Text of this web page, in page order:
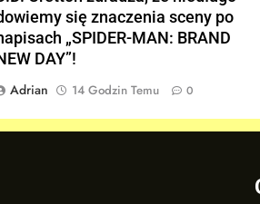
się znaczenia sceny po
„SPIDER-MAN: BRAND
DAY”!
Adrian
14 Godzin Temu 0